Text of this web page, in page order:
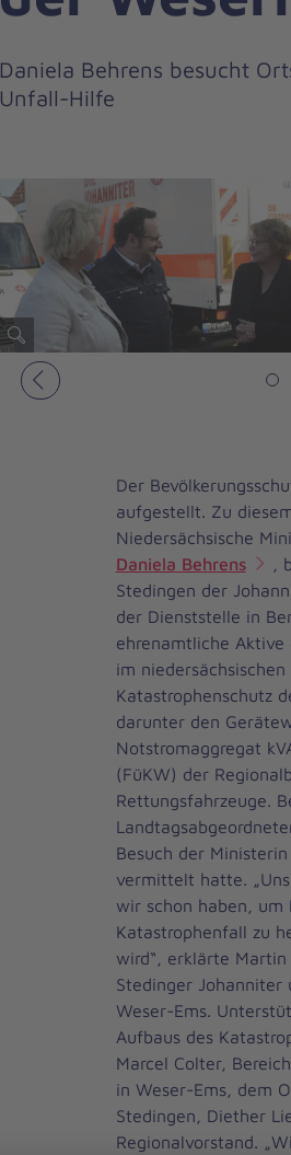
Daniela Behrens besucht
Unfall-Hilfe
Vorheriges
Der
aufgestellt. Zu
Niedersächsische
Daniela Behrens
,
Stedingen der
der Dienststelle in
ehrenamtliche Aktive
im
Katastrophenschutz
darunter den
Notstromaggregat
(FüKW) der
Rettungsfahrzeuge.
Besuch der
vermittelt hatte.
wir schon haben, um
Katastrophenfall zu
wird“, erklärte
Stedinger Johanniter
Weser-Ems.
Aufbaus des
Marcel Colter,
in Weser-Ems, dem
Stedingen, Diether
Regionalvorstand.